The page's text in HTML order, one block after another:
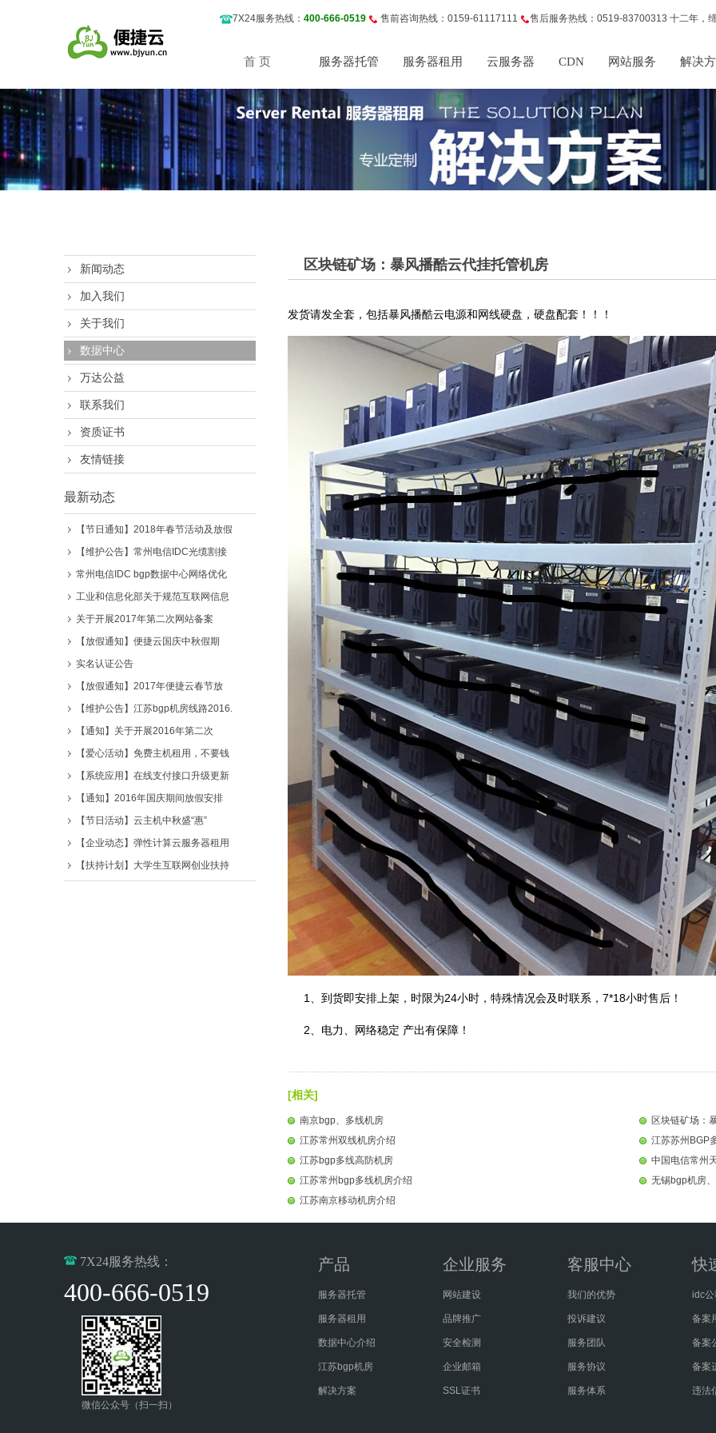
7X24服务热线： 400-666-0519 售前咨询热线： 0159-61117111 售后服务热线： 0519-83700313 十二年，
首 页 服务器托管 服务器租用 云服务器 CDN 网站服务 解决
新闻动态
加入我们
关于我们
数据中心
万达公益
联系我们
资质证书
友情链接
最新动态
【节日通知】2018年春节活动及放假
【维护公告】常州电信IDC光缆割接
常州电信IDC bgp数据中心网络优化
工业和信息化部关于规范互联网信息
关于开展2017年第二次网站备案
【放假通知】便捷云国庆中秋假期
实名认证公告
【放假通知】2017年便捷云春节放
【维护公告】江苏bgp机房线路2016.
【通知】关于开展2016年第二次
【爱心活动】免费主机租用，不要钱
【系统应用】在线支付接口升级更新
【通知】2016年国庆期间放假安排
【节日活动】云主机中秋盛“惠”
【企业动态】弹性计算云服务器租用
【扶持计划】大学生互联网创业扶持
区块链矿场：暴风播酷云代挂托管机房
发货请发全套，包括暴风播酷云电源和网线硬盘，硬盘配套！！！
1、到货即安排上架，时限为24小时，特殊情况会及时联系，7*18小时售后！
2、电力、网络稳定 产出有保障！
[相关]
南京bgp、多线机房
区块链矿场：
江苏常州双线机房介绍
江苏苏州BGP
江苏bgp多线高防机房
中国电信常州
江苏常州bgp多线机房介绍
无锡bgp机房
江苏南京移动机房介绍
7X24服务热线：
400-666-0519
微信公众号（扫一扫）
产品
服务器托管
服务器租用
数据中心介绍
江苏bgp机房
解决方案
企业服务
网站建设
品牌推广
安全检测
企业邮箱
SSL证书
客服中心
我们的优势
投诉建议
服务团队
服务协议
服务体系
快
idc公
备案
备案
备案
违法